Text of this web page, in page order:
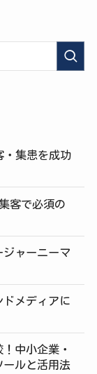
・集患を成功
客で必須の
ジャーニーマ
ドメディアに
中小企業・
ールと活用法